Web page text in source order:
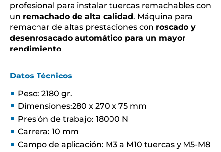
profesional para instalar tuercas remachables con
un remachado de alta calidad. Máquina para
remachar de altas prestaciones con roscado y
desenrosacado automático para un mayor
rendimiento.
Datos Técnicos
Peso: 2180 gr.
Dimensiones:280 x 270 x 75 mm
Presión de trabajo: 18000 N
Carrera: 10 mm
Campo de aplicación: M3 a M10 tuercas y M5-M8